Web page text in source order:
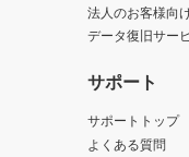
法人のお客様向
データ復旧サー
サポート
サポートトップ
よくある質問